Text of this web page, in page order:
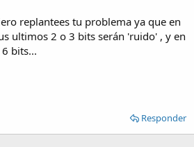
replantees tu problema ya que en
ultimos 2 o 3 bits serán 'ruido' , y en
bits...
Responder